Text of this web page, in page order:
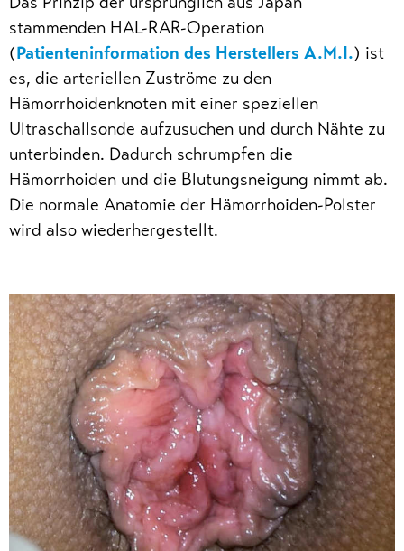
stammenden HAL-RAR-Operation
(Patienteninformation des Herstellers A.M.I.) ist
es, die arteriellen Zuströme zu den
Hämorrhoidenknoten mit einer speziellen
Ultraschallsonde aufzusuchen und durch Nähte zu
unterbinden. Dadurch schrumpfen die
Hämorrhoiden und die Blutungsneigung nimmt ab.
Die normale Anatomie der Hämorrhoiden-Polster
wird also wiederhergestellt.